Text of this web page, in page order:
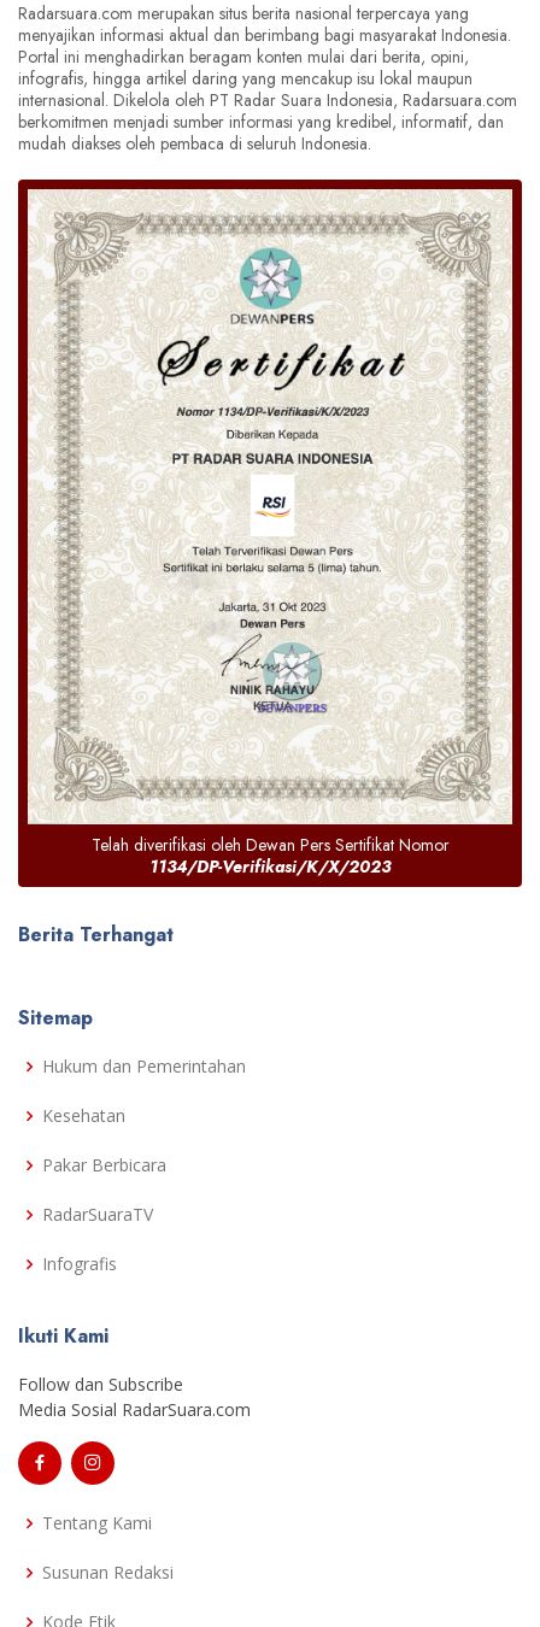
Radarsuara.com merupakan situs berita nasional terpercaya yang
menyajikan informasi aktual dan berimbang bagi masyarakat Indonesia.
Portal ini menghadirkan beragam konten mulai dari berita, opini,
infografis, hingga artikel daring yang mencakup isu lokal maupun
internasional. Dikelola oleh PT Radar Suara Indonesia, Radarsuara.com
berkomitmen menjadi sumber informasi yang kredibel, informatif, dan
mudah diakses oleh pembaca di seluruh Indonesia.
Telah diverifikasi oleh Dewan Pers Sertifikat Nomor
1134/DP-Verifikasi/K/X/2023
Berita Terhangat
Sitemap
Hukum dan Pemerintahan
Kesehatan
Pakar Berbicara
RadarSuaraTV
Infografis
Ikuti Kami
Follow dan Subscribe
Media Sosial RadarSuara.com
Tentang Kami
Susunan Redaksi
Kode Etik